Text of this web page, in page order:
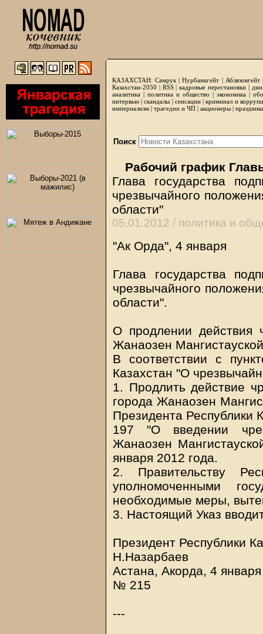
КАЗАХСТАН: Самрук |Нурбанкгейт | Аблязовгейт
Казахстан-2050 | RSS|кадровые перестановки|
аналитика | политика и общество | экономика |
интервью |скандалы | сенсации|криминал и
империализм | трагедии и ЧП | акционеры |
Поиск
Рабочий график
Глава государства
чрезвычайного
области"
05.01.2012 / политика и
"Ак Орда", 4 января
Глава государства
чрезвычайного
области".
О продлении действия
Жанаозен
В соответствии с
Казахстан "О
1. Продлить действие
города Жанаозен
Президента Республики
197 "О введении
Жанаозен
января 2012 года.
2. Правительству
уполномоченными
необходимые меры,
3. Настоящий Указ
Президент Республики
Н.Назарбаев
Астана, Акорда, 4
№ 215
---